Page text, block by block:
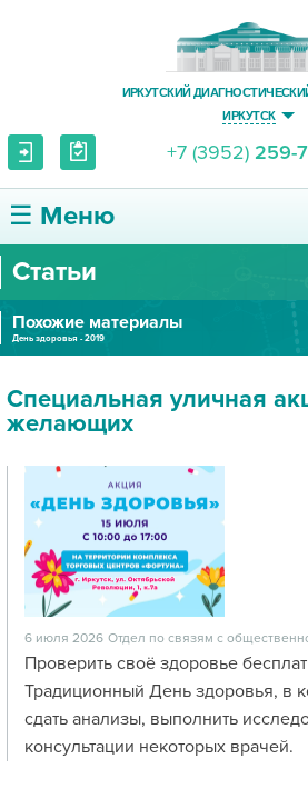
ИРКУТСКИЙ
ИРКУТСК
+7 (3952) 259-
☰ Меню
О ЦЕНТРЕ
УСЛУГИ И ЦЕНЫ
ПРАВОВАЯ ИНФОРМАЦИЯ
Статьи
Похожие материалы
День здоровья - 2019
Специальная уличная
желающих
6 июля 2026 Отдел по связям с
Проверить своё здоровье
Традиционный День здоровья, в
сдать анализы, выполнить
консультации некоторых врачей.